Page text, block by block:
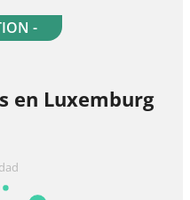
-
en Luxemburg